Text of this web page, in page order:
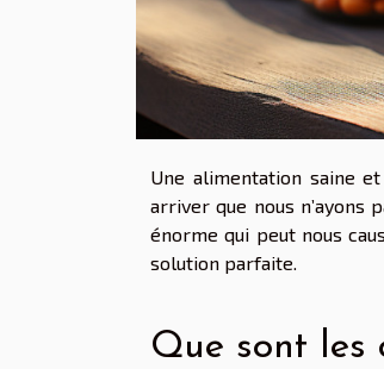
Une alimentation saine
arriver que nous n’ayons
énorme qui peut nous
solution parfaite.
Que sont les